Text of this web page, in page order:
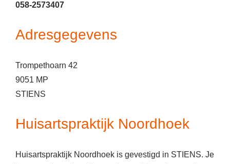
058-2573407
Adresgegevens
Trompethoarn 42
9051 MP
STIENS
Huisartspraktijk Noordhoek
Huisartspraktijk Noordhoek is gevestigd in STIENS. Je